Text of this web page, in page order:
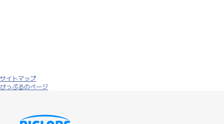
サイトマップ
びっぷるのページ